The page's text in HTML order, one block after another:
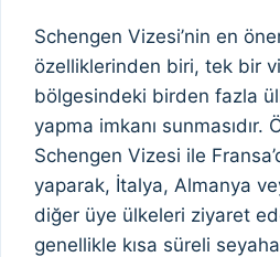
Schengen Vizesi’nin en
özelliklerinden biri, tek bir
bölgesindeki birden fazla
yapma imkanı sunmasıdır.
Schengen Vizesi ile
yaparak, İtalya, Almanya
diğer üye ülkeleri ziyaret
genellikle kısa süreli